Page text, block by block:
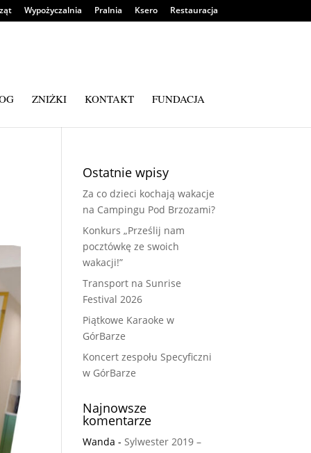
Wypożyczalnia Pralnia Ksero Restauracja
ZNIŻKI KONTAKT FUNDACJA
Ostatnie wpisy
Za co dzieci kochają wakacje
na Campingu Pod Brzozami?
Konkurs „Prześlij nam
pocztówkę ze swoich
wakacji!”
Transport na Sunrise
Festival 2026
Piątkowe Karaoke w
GórBarze
Koncert zespołu Specyficzni
w GórBarze
Najnowsze
komentarze
Wanda -Sylwester 2019 –